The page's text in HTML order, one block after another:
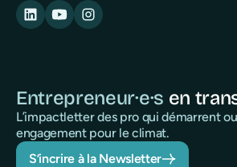
Entrepreneur·e·s en
L’impactletter des pro qui démarrent
engagement pour le climat.
S’incrire à la Newsletter